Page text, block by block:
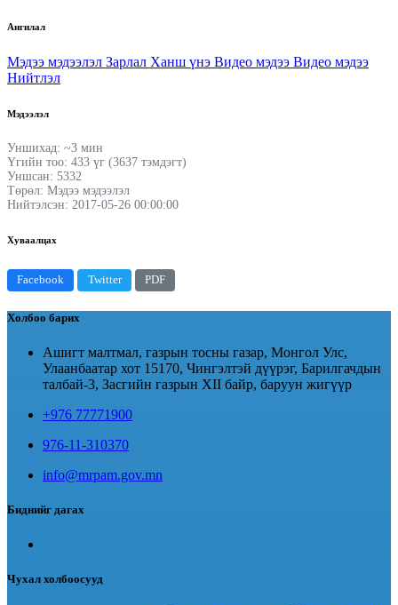
Ангилал
Мэдээ мэдээлэл Зарлал Ханш үнэ Видео мэдээ Видео мэдээ
Нийтлэл
Мэдээлэл
Уншихад: ~3 мин
Үгийн тоо: 433 үг (3637 тэмдэгт)
Уншсан: 5332
Төрөл: Мэдээ мэдээлэл
Нийтэлсэн: 2017-05-26 00:00:00
Хуваалцах
Facebook Twitter PDF
Холбоо барих
Ашигт малтмал, газрын тосны газар, Монгол Улс,
Улаанбаатар хот 15170, Чингэлтэй дүүрэг, Барилгачдын
талбай-3, Засгийн газрын XII байр, баруун жигүүр
+976 77771900
976-11-310370
info@mrpam.gov.mn
Биднийг дагах
Чухал холбоосууд